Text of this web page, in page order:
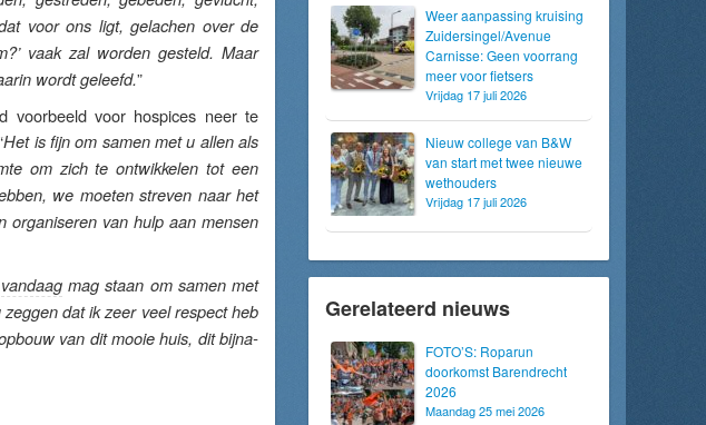
voor ons ligt, gelachen over de
vaak zal worden gesteld. Maar
wordt geleefd.”
voorbeeld voor hospices neer te
Het is fijn om samen met u allen als
om zich te ontwikkelen tot een
we moeten streven naar het
organiseren van hulp aan mensen
vandaagmag staan om samen met
dat ik zeer veel respect heb
van dit mooie huis, dit bijna-
Weer aanpassing kruising
Zuidersingel/Avenue
Carnisse: Geen voorrang
meer voor fietsers
Vrijdag 17 juli 2026
Nieuw college van B&W
van start met twee nieuwe
wethouders
Vrijdag 17 juli 2026
Gerelateerd nieuws
FOTO’S: Roparun
doorkomst Barendrecht
2026
Maandag 25 mei 2026